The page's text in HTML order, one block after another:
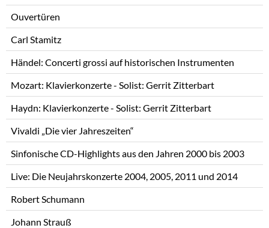
Ouvertüren
Carl Stamitz
Händel: Concerti grossi auf historischen Instrumenten
Mozart: Klavierkonzerte - Solist: Gerrit Zitterbart
Haydn: Klavierkonzerte - Solist: Gerrit Zitterbart
Vivaldi „Die vier Jahreszeiten“
Sinfonische CD-Highlights aus den Jahren 2000 bis 2003
Live: Die Neujahrskonzerte 2004, 2005, 2011 und 2014
Robert Schumann
Johann Strauß